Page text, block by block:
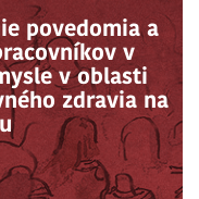
povedomia a
v
v oblasti
zdravia na